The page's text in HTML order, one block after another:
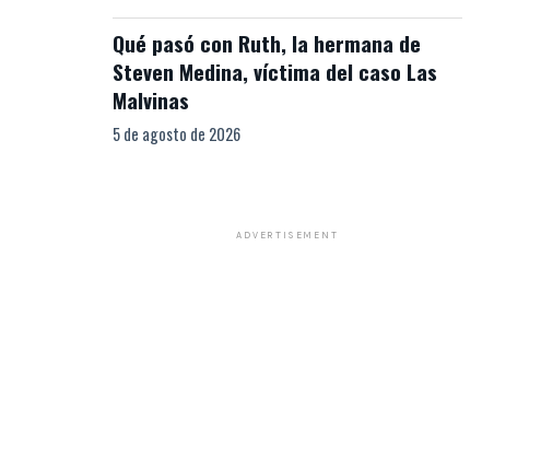
Qué pasó con Ruth, la hermana de
Steven Medina, víctima del caso Las
Malvinas
5 de agosto de 2026
ADVERTISEMENT